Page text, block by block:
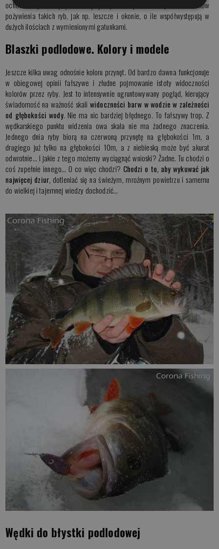
ochotkowatych, będące zimą jednym z podstawowych składników
pożywienia takich ryb, jak np. leszcze i okonie, o ile współwystępują w
dużych ilościach z wymienionymi gatunkami.
Blaszki podlodowe. Kolory i modele
Jeszcze kilka uwag odnośnie koloru przynęt. Od bardzo dawna funkcjonuje
w obiegowej opinii fałszywe i złudne pojmowanie istoty widoczności
kolorów przez ryby. Jest to intensywnie ugruntowywany pogląd, kierujący
świadomość na ważność skali widoczności barw w wodzie w zależności
od głębokości wody. Nie ma nic bardziej błędnego. To fałszywy trop. Z
wędkarskiego punktu widzenia owa skala nie ma żadnego znaczenia.
Jednego dnia ryby biorą na czerwoną przynętę na głębokości 1m, a
drugiego już tylko na głębokości 10m, a z niebieską może być akurat
odwrotnie… I jakie z tego możemy wyciągnąć wnioski? Żadne. Tu chodzi o
coś zupełnie innego… O co więc chodzi? Chodzi o to, aby wykuwać jak
najwięcej dziur, dotleniać się na świeżym, mroźnym powietrzu i samemu
do wielkiej i tajemnej wiedzy dochodzić…
Wędki do błystki podlodowej